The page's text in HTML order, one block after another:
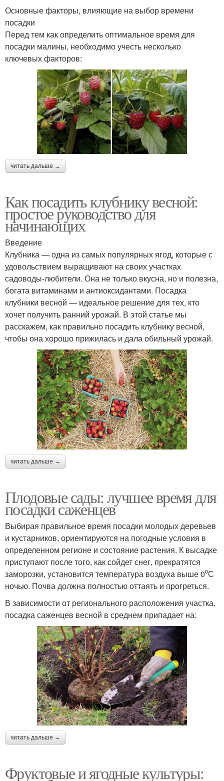
Основные факторы, влияющие на выбор времени
посадки
Перед тем как определить оптимальное время для
посадки малины, необходимо учесть несколько
ключевых факторов:
читать дальше →
Как посадить клубнику весной:
простое руководство для
начинающих
Введение
Клубника — одна из самых популярных ягод, которые с
удовольствием выращивают на своих участках
садоводы-любители. Она не только вкусна, но и полезна,
богата витаминами и антиоксидантами. Посадка
клубники весной — идеальное решение для тех, кто
хочет получить ранний урожай. В этой статье мы
расскажем, как правильно посадить клубнику весной,
чтобы она хорошо прижилась и дала обильный урожай.
читать дальше →
Плодовые сады: лучшее время для
посадки саженцев
Выбирая правильное время посадки молодых деревьев
и кустарников, ориентируются на погодные условия в
определенном регионе и состояние растения. К высадке
приступают после того, как сойдет снег, прекратятся
заморозки, установится температура воздуха выше 0⁰С
ночью. Почва должна полностью оттаять и прогреться.
В зависимости от регионального расположения участка,
посадка саженцев весной в среднем припадает на:
читать дальше →
Фруктовые и ягодные культуры: